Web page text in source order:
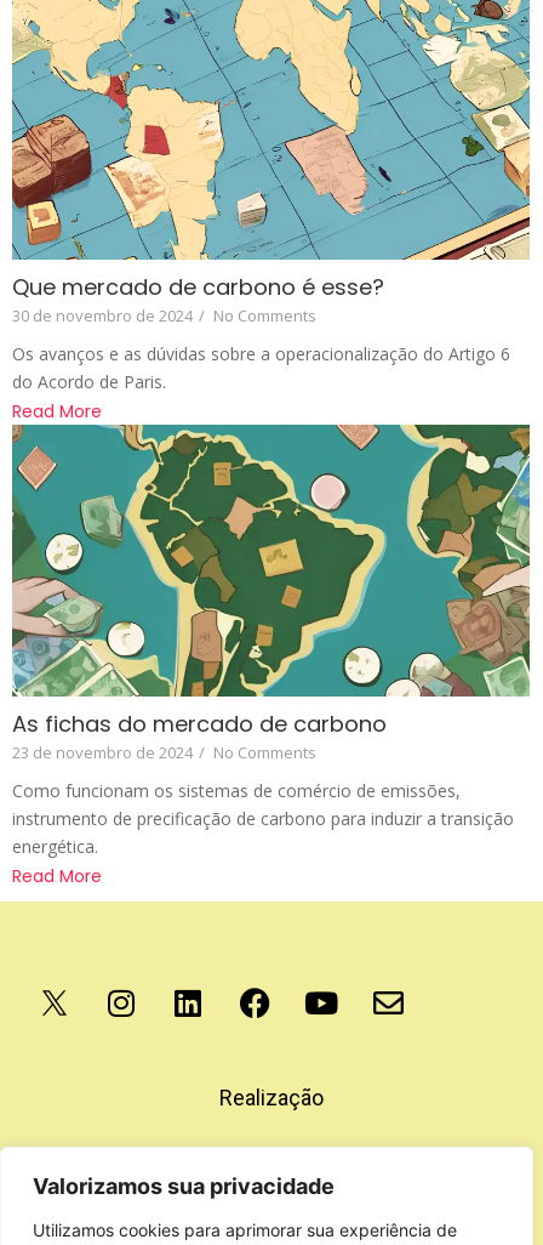
Valorizamos sua privacidade
Utilizamos cookies para aprimorar sua experiência de
Que mercado de carbono é esse?
30 de novembro de 2024 / No Comments
Os avanços e as dúvidas sobre a operacionalização do Artigo 6
do Acordo de Paris.
Read More
As fichas do mercado de carbono
23 de novembro de 2024 / No Comments
Como funcionam os sistemas de comércio de emissões,
instrumento de precificação de carbono para induzir a transição
energética.
Read More
Realização